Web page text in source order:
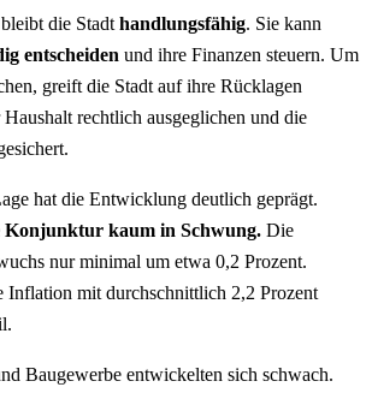
die Stadt handlungsfähig. Sie kann
entscheiden und ihre Finanzen steuern. Um
greift die Stadt auf ihre Rücklagen
rechtlich ausgeglichen und die
hat die Entwicklung deutlich geprägt.
Konjunktur kaum in Schwung. Die
nur minimal um etwa 0,2 Prozent.
Inflation mit durchschnittlich 2,2 Prozent
Baugewerbe entwickelten sich schwach.